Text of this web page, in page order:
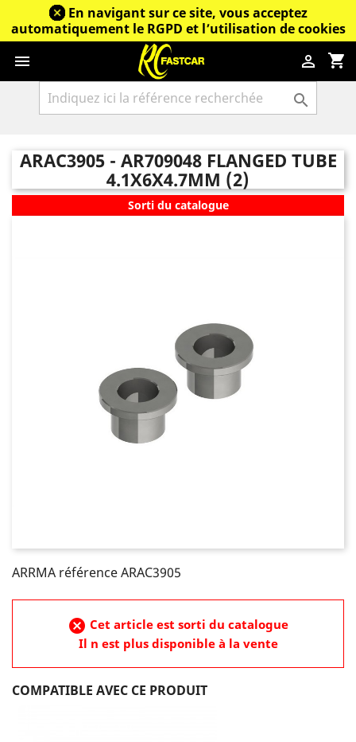
En navigant sur ce site, vous acceptez
automatiquement le RGPD et l’utilisation de cookies
 shopping_cart


ARAC3905 - AR709048 FLANGED TUBE
4.1X6X4.7MM (2)
Sorti du catalogue
ARRMA référence ARAC3905
cancel Cet article est sorti du catalogue
Il n est plus disponible à la vente
COMPATIBLE AVEC CE PRODUIT